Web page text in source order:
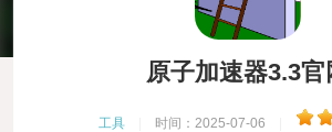
原子加速器3.3官
工具 时间：2025-07-06